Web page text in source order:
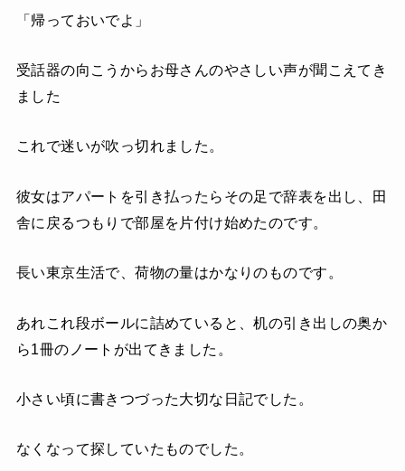
「帰っておいでよ」
受話器の向こうからお母さんのやさしい声が聞こえてき
ました
これで迷いが吹っ切れました。
彼女はアパートを引き払ったらその足で辞表を出し、田
舎に戻るつもりで部屋を片付け始めたのです。
長い東京生活で、荷物の量はかなりのものです。
あれこれ段ボールに詰めていると、机の引き出しの奥か
ら1冊のノートが出てきました。
小さい頃に書きつづった大切な日記でした。
なくなって探していたものでした。